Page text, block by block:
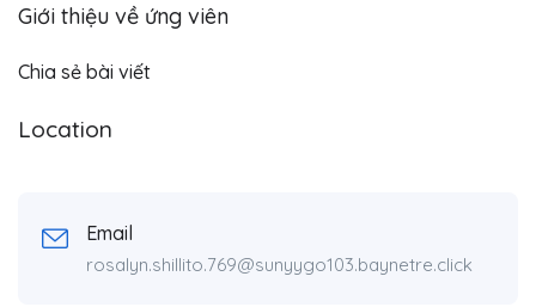
Giới thiệu về ứng viên
Chia sẻ bài viết
Location
Email
rosalyn.shillito.769@sunyygo103.baynetre.click